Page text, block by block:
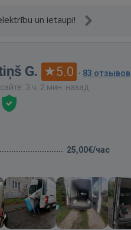
un ietaupi!
G. 5.0 · 83 отзывов
3 ч. 2 мин. назад
25,00€/час